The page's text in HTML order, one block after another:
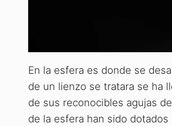
En la esfera es donde se
de un lienzo se tratara se ha
de sus reconocibles agujas
de la esfera han sido